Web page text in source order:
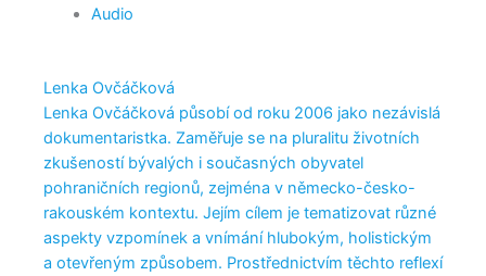
Audio
Lenka Ovčáčková
Lenka Ovčáčková působí od roku 2006 jako nezávislá
dokumentaristka. Zaměřuje se na pluralitu životních
zkušeností bývalých i současných obyvatel
pohraničních regionů, zejména v německo-česko-
rakouském kontextu. Jejím cílem je tematizovat různé
aspekty vzpomínek a vnímání hlubokým, holistickým
a otevřeným způsobem. Prostřednictvím těchto reflexí